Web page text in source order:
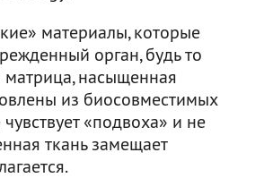
материалы, которые
орган, будь то
матрица, насыщенная
из биосовместимых
«подвоха» и не
ткань замещает